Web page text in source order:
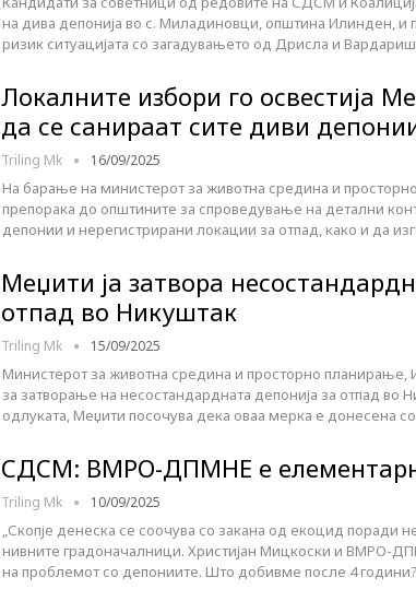
на дива депонија во с. Миладиновци, општина Илинден, и
ризик ситуацијата со загадувањето од Дрисла и
Локалните избори го освестија
да се санираат сите диви
Triling Mk 16/09/2025
На барање на министерот за животна средина и
препорака до општините за спроведување на детални
депонии и нерегистрирани локации за отпад, како и да
Меџити ја затвора
отпад во Никуштак
Triling Mk 15/09/2025
Министерот за животна средина и просторно
за затворање на несoстандардната депонија за отпад во
одлуката, Меџити посочува дека оваа мерка е донесена
СДСМ: ВМРО-ДПМНЕ е
Triling Mk 10/09/2025
„Скопје денеска се соочува со закана од екоцид
нивните градоначалници. Христијан Мицкоски и ВМРО-
на проблемот со депониите. Што добивме после 4